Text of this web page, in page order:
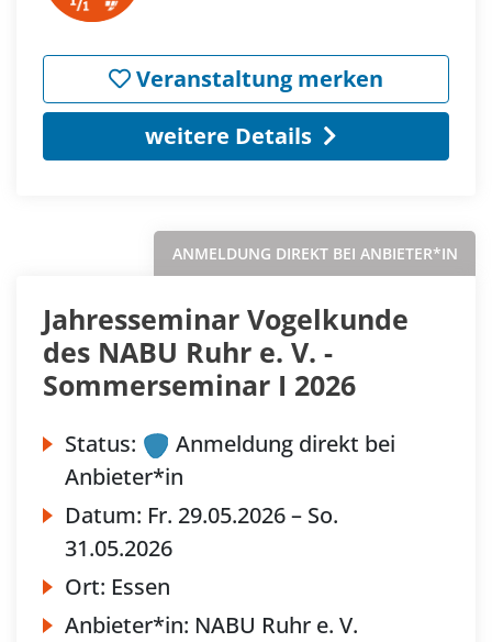
Veranstaltung merken
weitere Details
ANMELDUNG DIREKT BEI ANBIETER*IN
Jahresseminar Vogelkunde
des NABU Ruhr e. V. -
Sommerseminar I 2026
Status:
Anmeldung direkt bei
Anbieter*in
Datum: Fr. 29.05.2026 – So.
31.05.2026
Ort: Essen
Anbieter*in: NABU Ruhr e. V.